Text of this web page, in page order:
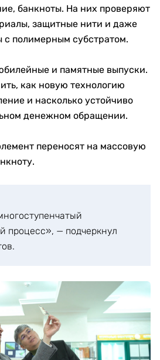
банкноты. На них проверяют
защитные нити и даже
с полимерным субстратом.
и памятные выпуски.
как новую технологию
и насколько устойчиво
денежном обращении.
переносят на массовую
процесс», — подчеркнул